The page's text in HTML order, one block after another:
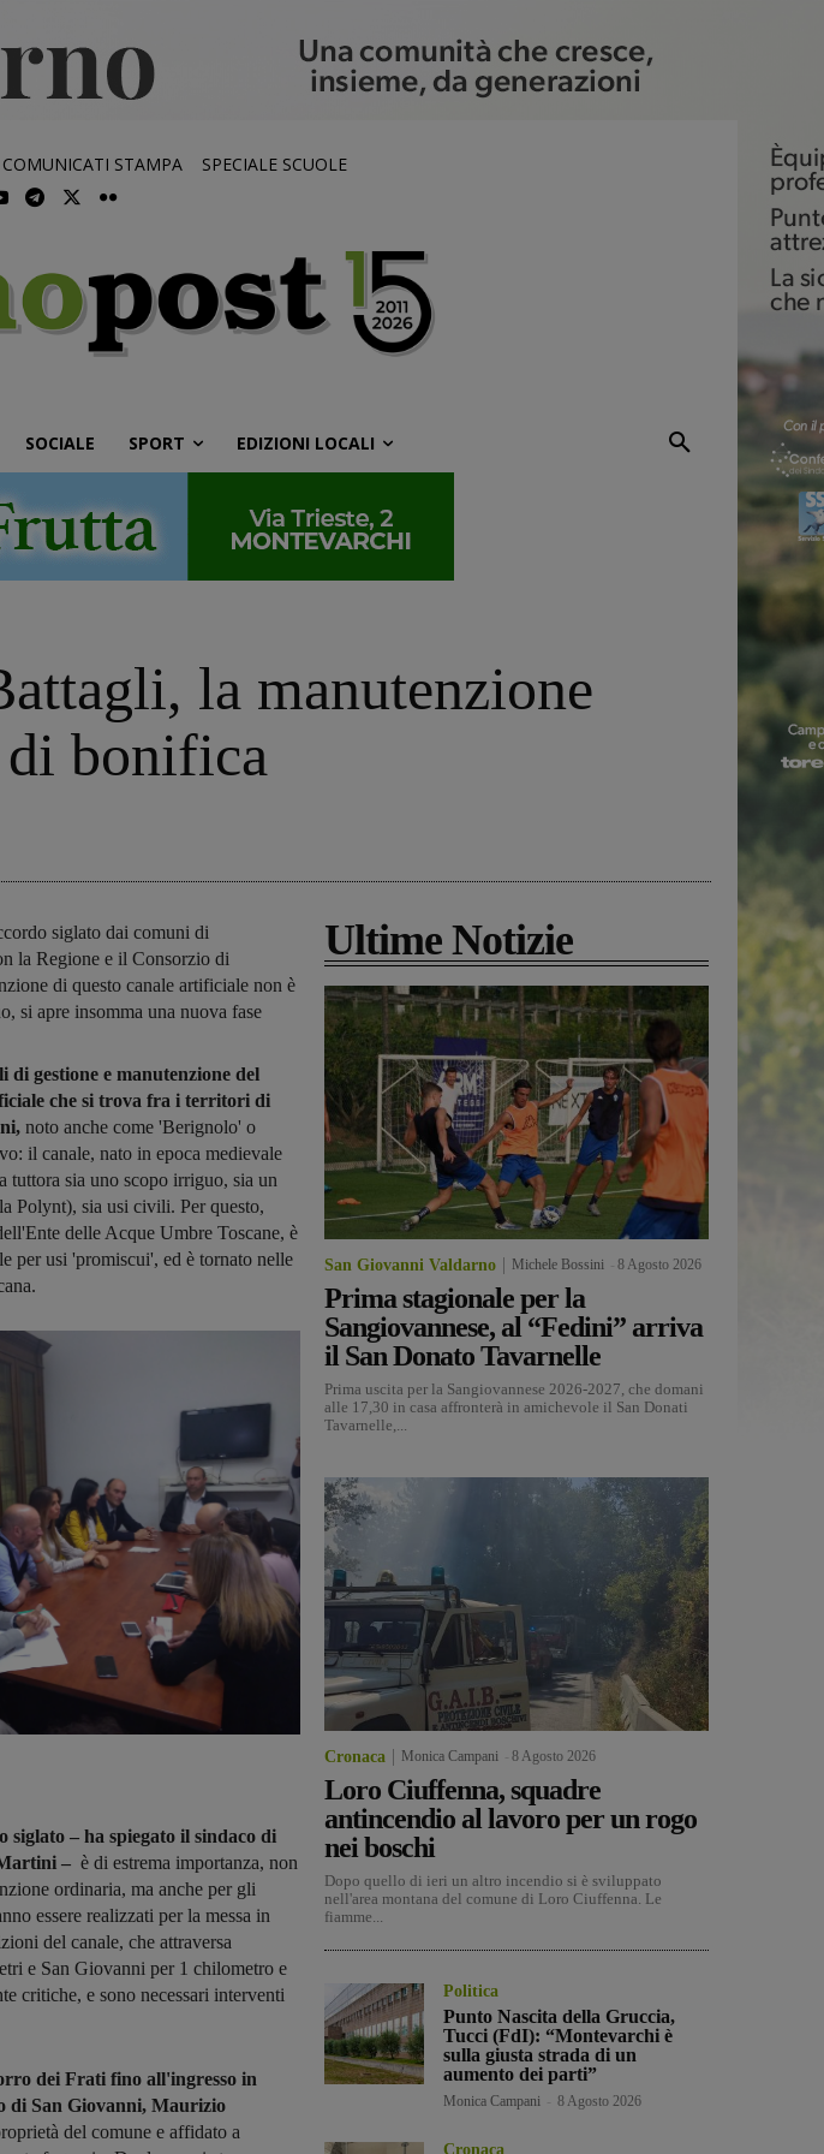
COMUNICATI STAMPA SPECIALE SCUOLE
SOCIALE SPORT EDIZIONI LOCALI
la manutenzione
di bonifica
siglato dai comuni di
la Regione e il Consorzio di
di questo canale artificiale non è
si apre insomma una nuova fase
di gestione e manutenzione del
che si trova fra i territori di
noto anche come 'Berignolo' o
il canale, nato in epoca medievale
tuttora sia uno scopo irriguo, sia un
Polynt), sia usi civili. Per questo,
delle Acque Umbre Toscane, è
per usi 'promiscui', ed è tornato nelle
siglato – ha spiegato il sindaco di
– è di estrema importanza, non
ordinaria, ma anche per gli
essere realizzati per la messa in
del canale, che attraversa
e San Giovanni per 1 chilometro e
critiche, e sono necessari interventi
dei Frati fino all'ingresso in
di San Giovanni, Maurizio
del comune e affidato a
Ultime Notizie
San Giovanni Valdarno Michele Bossini 8 Agosto 2026
Prima stagionale per la
Sangiovannese, al “Fedini” arriva
il San Donato Tavarnelle
Prima uscita per la Sangiovannese 2026-2027, che domani
alle 17,30 in casa affronterà in amichevole il San Donati
Tavarnelle,...
Cronaca Monica Campani 8 Agosto 2026
Loro Ciuffenna, squadre
antincendio al lavoro per un rogo
nei boschi
Dopo quello di ieri un altro incendio si è sviluppato
nell'area montana del comune di Loro Ciuffenna. Le
fiamme...
Politica
Punto Nascita della Gruccia,
Tucci (FdI): “Montevarchi è
sulla giusta strada di un
aumento dei parti”
Monica Campani 8 Agosto 2026
Cronaca